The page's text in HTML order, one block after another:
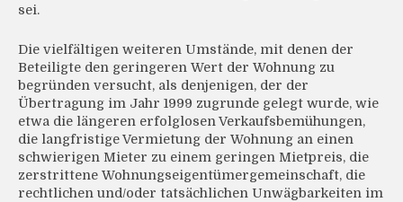
sei.
Die vielfältigen weiteren Umstände, mit denen der
Beteiligte den geringeren Wert der Wohnung zu
begründen versucht, als denjenigen, der der
Übertragung im Jahr 1999 zugrunde gelegt wurde, wie
etwa die längeren erfolglosen Verkaufsbemühungen,
die langfristige Vermietung der Wohnung an einen
schwierigen Mieter zu einem geringen Mietpreis, die
zerstrittene Wohnungseigentümergemeinschaft, die
rechtlichen und/oder tatsächlichen Unwägbarkeiten im